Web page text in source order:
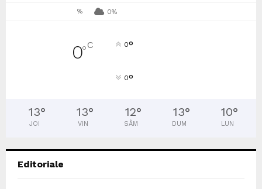
% 0%
0°C 0°
0°
13°
JOI
13°
VIN
12°
SÂM
13°
DUM
10°
LUN
Editoriale